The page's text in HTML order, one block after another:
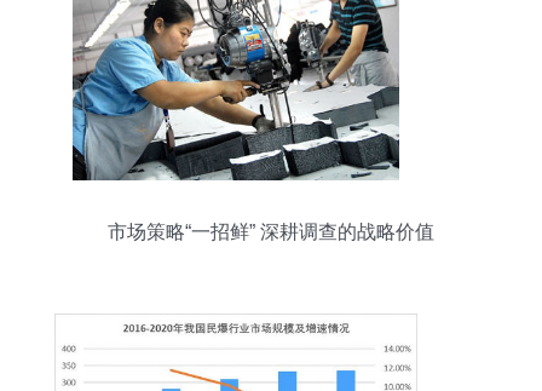
市场策略“一招鲜” 深耕调查的战略价值